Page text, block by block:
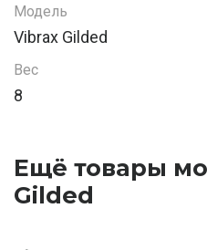
Модель
Vibrax Gilded
Вес
8
Ещё товары
Gilded